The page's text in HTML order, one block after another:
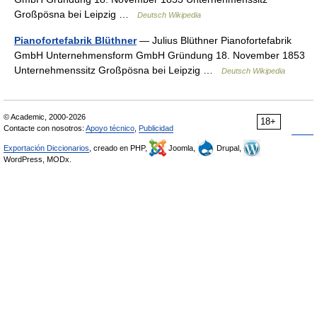
Großpösna bei Leipzig …
Deutsch Wikipedia
Pianofortefabrik Blüthner— Julius Blüthner Pianofortefabrik
GmbH Unternehmensform GmbH Gründung 18. November 1853
Unternehmenssitz Großpösna bei Leipzig …
Deutsch Wikipedia
18+
© Academic, 2000-2026
Contacte con nosotros: Apoyo técnico Publicidad
Exportación Diccionarios , creado en PHP, Joomla,
Drupal,
WordPress, MODx.